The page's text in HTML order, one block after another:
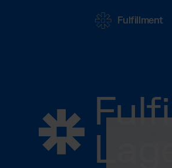
Fulfillment